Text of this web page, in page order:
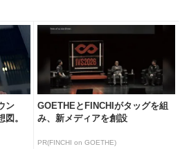
ン
。
GOETHEとFINCHIがタッグを組
み、新メディアを創設
PR(FINCHI on GOETHE)